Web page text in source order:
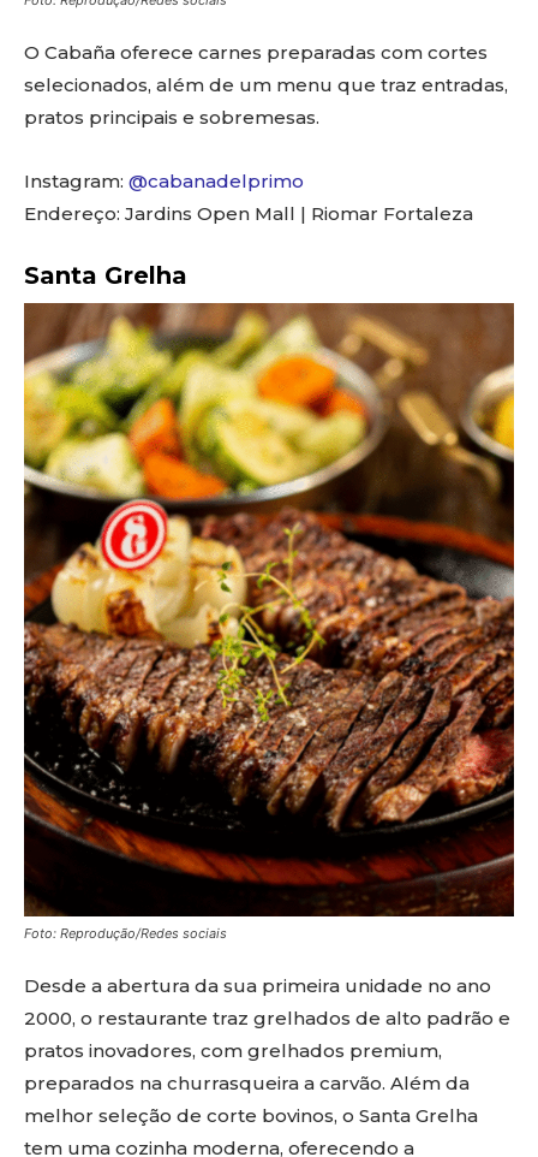
O Cabaña oferece carnes preparadas com cortes
selecionados, além de um menu que traz entradas,
pratos principais e sobremesas.
Instagram: @cabanadelprimo
Endereço: Jardins Open Mall | Riomar Fortaleza
Santa Grelha
Foto: Reprodução/Redes sociais
Desde a abertura da sua primeira unidade no ano
2000, o restaurante traz grelhados de alto padrão e
pratos inovadores, com grelhados premium,
preparados na churrasqueira a carvão. Além da
melhor seleção de corte bovinos, o Santa Grelha
tem uma cozinha moderna, oferecendo a